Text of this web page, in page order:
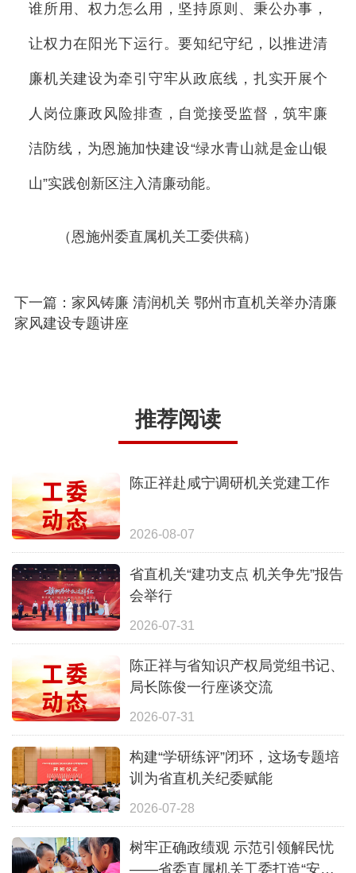
谁所用、权力怎么用，坚持原则、秉公办事，
让权力在阳光下运行。要知纪守纪，以推进清
廉机关建设为牵引守牢从政底线，扎实开展个
人岗位廉政风险排查，自觉接受监督，筑牢廉
洁防线，为恩施加快建设“绿水青山就是金山银
山”实践创新区注入清廉动能。
（恩施州委直属机关工委供稿）
下一篇：家风铸廉 清润机关 鄂州市直机关举办清廉
家风建设专题讲座
推荐阅读
陈正祥赴咸宁调研机关党建工作
2026-08-07
省直机关“建功支点 机关争先”报告
会举行
2026-07-31
陈正祥与省知识产权局党组书记、
局长陈俊一行座谈交流
2026-07-31
构建“学研练评”闭环，这场专题培
训为省直机关纪委赋能
2026-07-28
树牢正确政绩观 示范引领解民忧
——省委直属机关工委打造“安心